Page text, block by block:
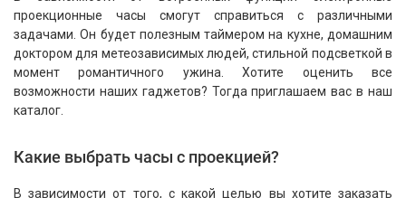
проекционные часы смогут справиться с различными
задачами. Он будет полезным таймером на кухне, домашним
доктором для метеозависимых людей, стильной подсветкой в
момент романтичного ужина. Хотите оценить все
возможности наших гаджетов? Тогда приглашаем вас в наш
каталог.
Какие выбрать часы с проекцией?
В зависимости от того, с какой целью вы хотите заказать